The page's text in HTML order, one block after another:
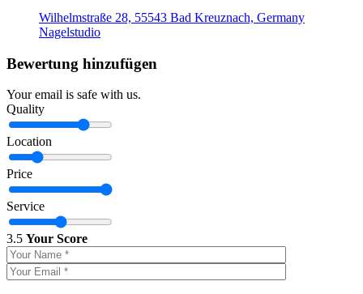
Wilhelmstraße 28, 55543 Bad Kreuznach, Germany
Nagelstudio
Bewertung hinzufügen
Your email is safe with us.
Quality
Location
Price
Service
3.5 Your Score